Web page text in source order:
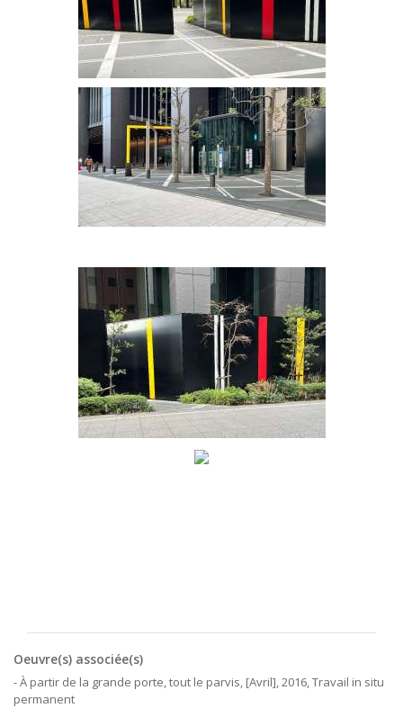
Oeuvre(s) associée(s)
- À partir de la grande porte, tout le parvis, [Avril], 2016, Travail in situ
permanent